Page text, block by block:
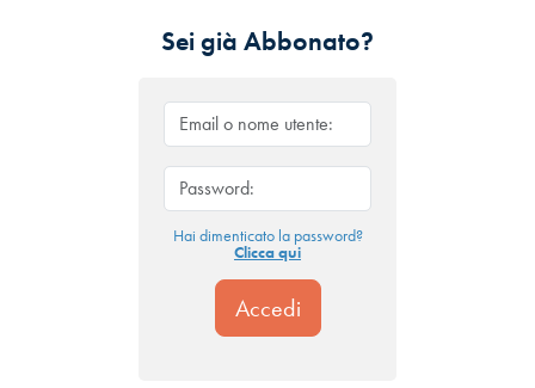
Sei già Abbonato?
Hai dimenticato la password?
Clicca qui